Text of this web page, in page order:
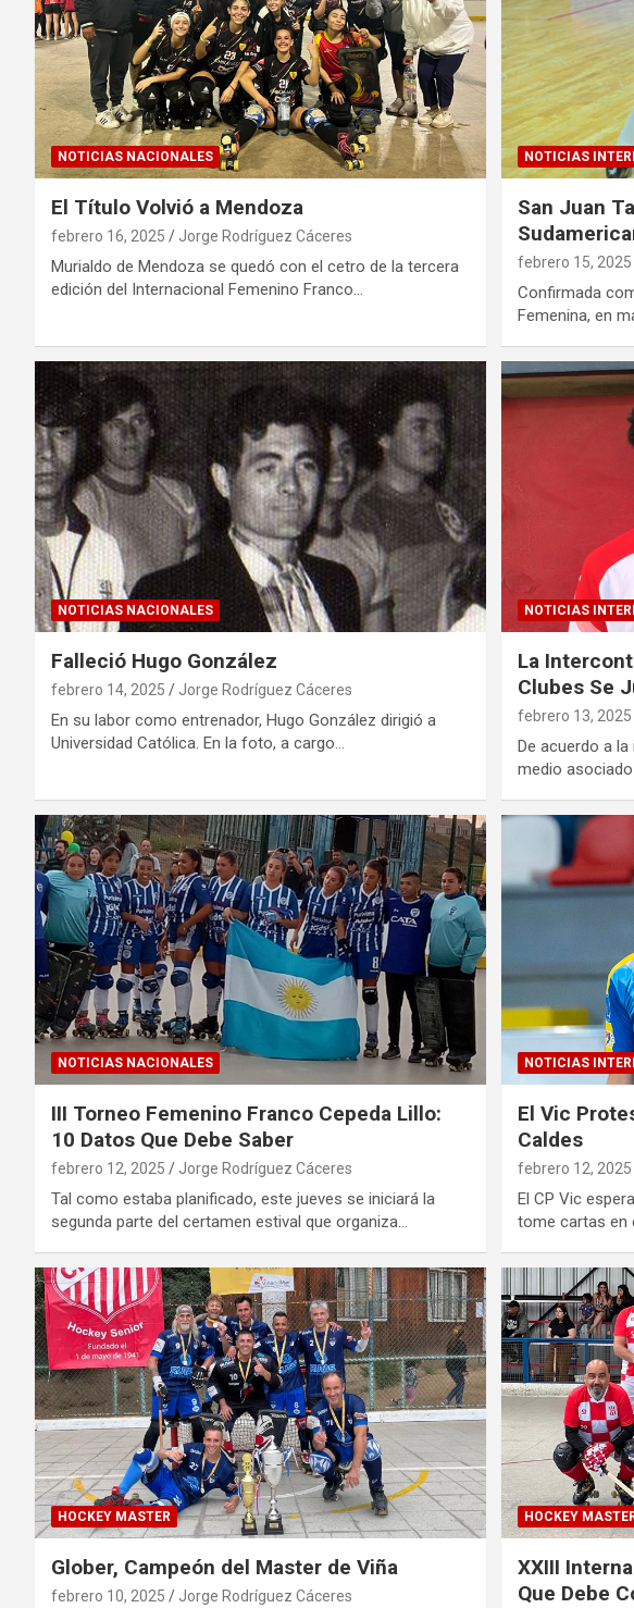
NOTICIAS NACIONALES
El Título Volvió a Mendoza
febrero 16, 2025 Jorge Rodríguez Cáceres
Murialdo de Mendoza se quedó con el cetro de la tercera
edición del Internacional Femenino Franco…
NOTICIAS
San Juan
febrero 15, 2025
Confirmada
Femenina, en
NOTICIAS NACIONALES
Falleció Hugo González
febrero 14, 2025 Jorge Rodríguez Cáceres
En su labor como entrenador, Hugo González dirigió a
Universidad Católica. En la foto, a cargo…
NOTICIAS
La
Clubes Se
febrero 13, 2025
De acuerdo a
medio asociado
NOTICIAS NACIONALES
III Torneo Femenino Franco Cepeda Lillo:
10 Datos Que Debe Saber
febrero 12, 2025 Jorge Rodríguez Cáceres
Tal como estaba planificado, este jueves se iniciará la
segunda parte del certamen estival que organiza…
NOTICIAS
El Vic
Caldes
febrero 12, 2025
El CP Vic
tome cartas en
HOCKEY MASTER
Glober, Campeón del Master de Viña
febrero 10, 2025 Jorge Rodríguez Cáceres
HOCKEY
XXIII
Que Debe